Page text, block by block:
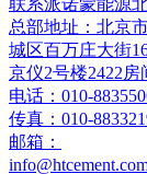
总部地址：北京
城区百万庄大街
京仪2号楼2422房
电话：010-
传真：010-
邮箱：